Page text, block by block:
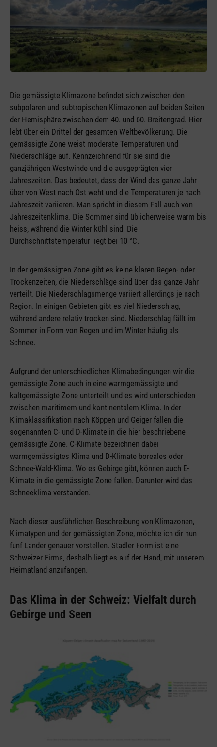
Die gemässigte Klimazone befindet sich zwischen den
subpolaren und subtropischen Klimazonen auf beiden Seiten
der Hemisphäre zwischen dem 40. und 60. Breitengrad. Hier
lebt über ein Drittel der gesamten Weltbevölkerung. Die
gemässigte Zone weist moderate Temperaturen und
Niederschläge auf. Kennzeichnend für sie sind die
ganzjährigen Westwinde und die ausgeprägten vier
Jahreszeiten. Das bedeutet, dass der Wind das ganze Jahr
über von West nach Ost weht und die Temperaturen je nach
Jahreszeit variieren. Man spricht in diesem Fall auch von
Jahreszeitenklima. Die Sommer sind üblicherweise warm bis
heiss, während die Winter kühl sind. Die
Durchschnittstemperatur liegt bei 10 °C.
In der gemässigten Zone gibt es keine klaren Regen- oder
Trockenzeiten, die Niederschläge sind über das ganze Jahr
verteilt. Die Niederschlagsmenge variiert allerdings je nach
Region. In einigen Gebieten gibt es viel Niederschlag,
während andere relativ trocken sind. Niederschlag fällt im
Sommer in Form von Regen und im Winter häufig als
Schnee.
Aufgrund der unterschiedlichen Klimabedingungen wir die
gemässigte Zone auch in eine warmgemässigte und
kaltgemässigte Zone unterteilt und es wird unterschieden
zwischen maritimem und kontinentalem Klima. In der
Klimaklassifikation nach Köppen und Geiger fallen die
sogenannten C- und D-Klimate in die hier beschriebene
gemässigte Zone. C-Klimate bezeichnen dabei
warmgemässigtes Klima und D-Klimate boreales oder
Schnee-Wald-Klima. Wo es Gebirge gibt, können auch E-
Klimate in die gemässigte Zone fallen. Darunter wird das
Schneeklima verstanden.
Nach dieser ausführlichen Beschreibung von Klimazonen,
Klimatypen und der gemässigten Zone, möchte ich dir nun
fünf Länder genauer vorstellen. Stadler Form ist eine
Schweizer Firma, deshalb liegt es auf der Hand, mit unserem
Heimatland anzufangen.
Das Klima in der Schweiz: Vielfalt durch
Gebirge und Seen